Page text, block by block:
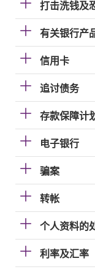
打击洗钱及
有关银行产
信用卡
追讨债务
存款保障计
电子银行
骗案
转帐
个人资料的
利率及汇率